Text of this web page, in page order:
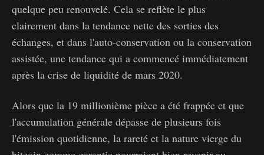
quelque peu renouvelé. Cela se reflète le plus
clairement dans la tendance nette des sorties des
échanges, et dans l'auto-conservation ou la conservation
assistée, une tendance qui a commencé immédiatement
après la crise de liquidité de mars 2020.
Alors que la 19 millionième pièce a été frappée et que
l'accumulation générale dépasse de plusieurs fois
l'émission quotidienne, la rareté et la nature vierge du